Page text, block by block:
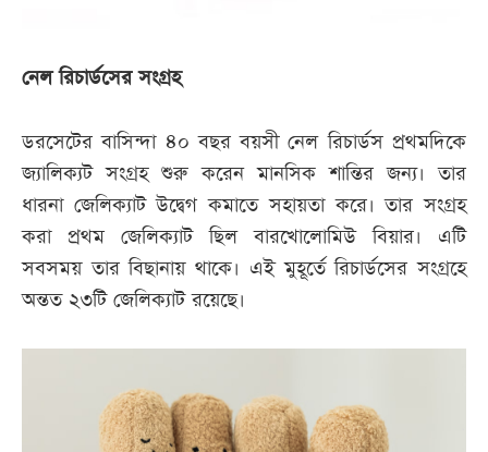
নেল রিচার্ডসের সংগ্রহ
ডরসেটের বাসিন্দা ৪০ বছর বয়সী নেল রিচার্ডস প্রথমদিকে
জ্যালিক্যট সংগ্রহ শুরু করেন মানসিক শান্তির জন্য। তার
ধারনা জেলিক্যাট উদ্বেগ কমাতে সহায়তা করে। তার সংগ্রহ
করা প্রথম জেলিক্যাট ছিল বারখোলোমিউ বিয়ার। এটি
সবসময় তার বিছানায় থাকে। এই মুহূর্তে রিচার্ডসের সংগ্রহে
অন্তত ২৩টি জেলিক্যাট রয়েছে।